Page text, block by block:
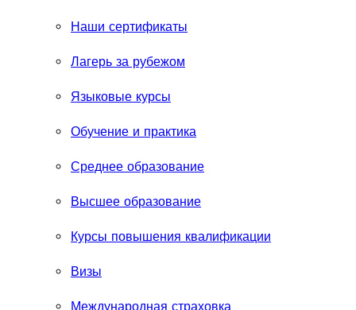
Наши сертификаты
Лагерь за рубежом
Языковые курсы
Обучение и практика
Среднее образование
Высшее образование
Курсы повышения квалификации
Визы
Международная страховка